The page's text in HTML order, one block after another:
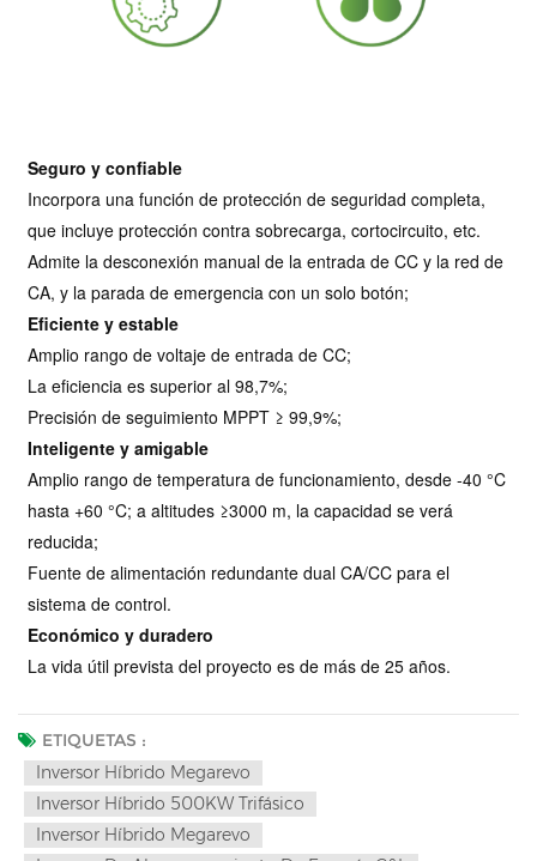
Seguro y confiable
Incorpora una función de protección de seguridad completa,
que incluye protección contra sobrecarga, cortocircuito, etc.
Admite la desconexión manual de la entrada de CC y la red de
CA, y la parada de emergencia con un solo botón;
Eficiente y estable
Amplio rango de voltaje de entrada de CC;
La eficiencia es superior al 98,7%;
Precisión de seguimiento MPPT ≥ 99,9%;
Inteligente y amigable
Amplio rango de temperatura de funcionamiento, desde -40 °C
hasta +60 °C; a altitudes ≥3000 m, la capacidad se verá
reducida;
Fuente de alimentación redundante dual CA/CC para el
sistema de control.
Económico y duradero
La vida útil prevista del proyecto es de más de 25 años.
ETIQUETAS :
Inversor Híbrido Megarevo
Inversor Híbrido 500KW Trifásico
Inversor Híbrido Megarevo